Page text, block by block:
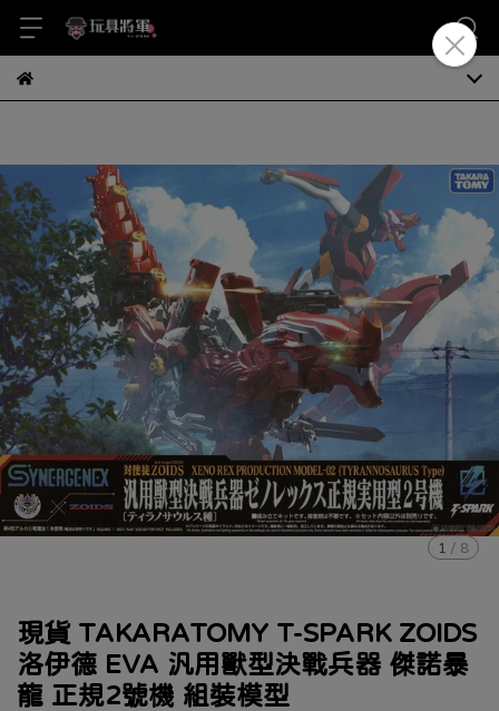
1 / 8
現貨 TAKARATOMY T-SPARK ZOIDS
洛伊德 EVA 汎用獸型決戰兵器 傑諾暴
龍 正規2號機 組裝模型